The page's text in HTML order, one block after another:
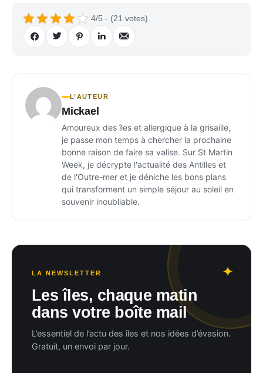
4/5 - (21 votes)
L’AUTEUR
Mickael
Amoureux des îles et allergique à la grisaille,
je passe mon temps à chercher la prochaine
bonne raison de faire sa valise. Sur St Martin
Week, je décrypte l'actualité des Antilles et
de l'Outre-mer et je déniche les bons plans
qui transforment un simple séjour au soleil en
souvenir inoubliable.
LA NEWSLETTER
Les îles, chaque matin
dans votre boîte mail
L’essentiel de l’actu des îles et nos idées d’évasion.
Gratuit, un envoi par jour.